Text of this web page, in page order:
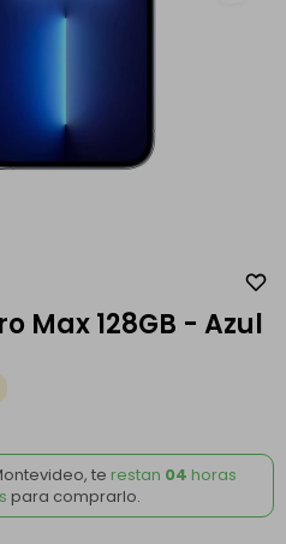
Max 128GB - Azul
te restan 04 horas
para comprarlo.